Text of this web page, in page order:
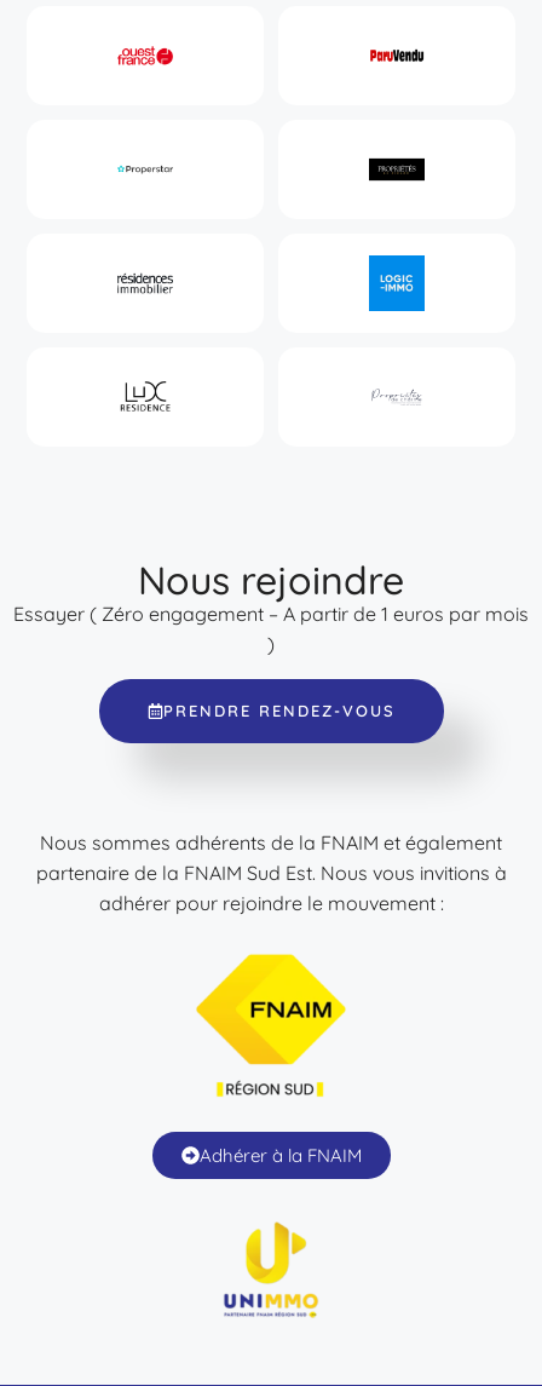
Nous rejoindre
Essayer ( Zéro engagement – A partir de 1 euros par mois
)
PRENDRE RENDEZ-VOUS
Nous sommes adhérents de la FNAIM et également
partenaire de la FNAIM Sud Est. Nous vous invitions à
adhérer pour rejoindre le mouvement :
Adhérer à la FNAIM